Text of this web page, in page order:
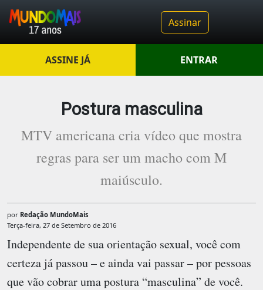
Assinar
ASSINE JÁ ENTRAR
Postura masculina
MTV americana cria vídeo que mostra
regras para ser um macho com M
maiúsculo.
por Redação MundoMais
Terça-feira, 27 de Setembro de 2016
Independente de sua orientação sexual, você com
certeza já passou – e ainda vai passar – por pessoas
que vão cobrar uma postura “masculina” de você.